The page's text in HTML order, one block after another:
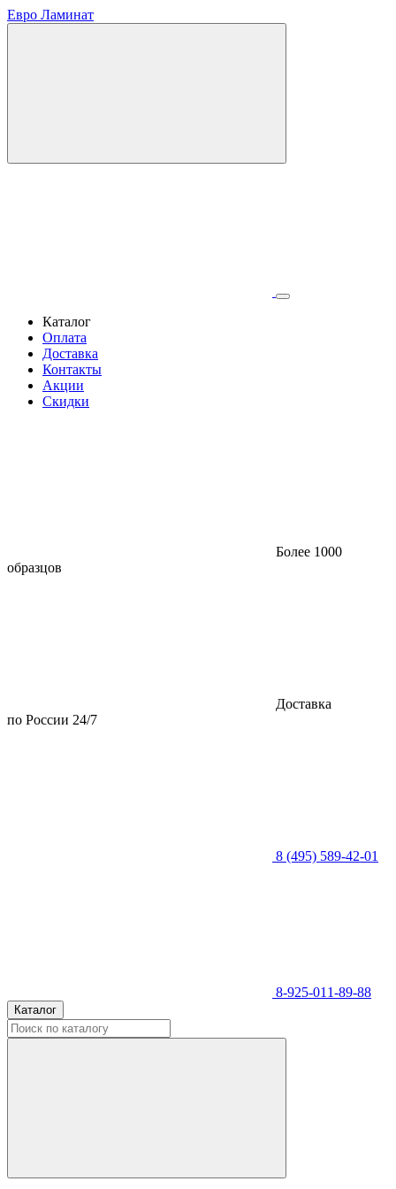
Евро Ламинат
Каталог
Оплата
Доставка
Контакты
Акции
Скидки
Более 1000
образцов
Доставка
по России 24/7
8 (495) 589-42-01
8-925-011-89-88
Каталог